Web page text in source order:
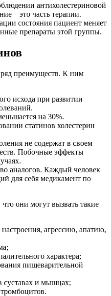
антихолестериновой
– это часть терапии.
состояния пациент меняет
препараты этой группы.
преимуществ. К ним
исхода при развитии
на 30%.
статинов холестерин
не содержат в своем
Побочные эффекты
аналогов. Каждый человек
для себя медикамент по
они могут вызвать такие
агрессию, апатию,
характера;
пищеварительной
суставах и мышцах;